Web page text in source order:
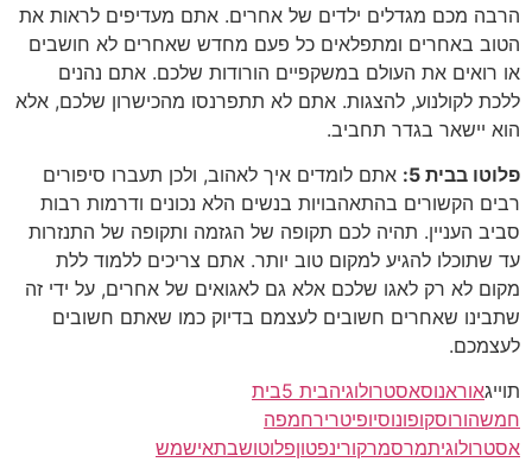
הרבה מכם מגדלים ילדים של אחרים. אתם מעדיפים לראות את
הטוב באחרים ומתפלאים כל פעם מחדש שאחרים לא חושבים
או רואים את העולם במשקפיים הורודות שלכם. אתם נהנים
ללכת לקולנוע, להצגות. אתם לא תתפרנסו מהכישרון שלכם, אלא
הוא יישאר בגדר תחביב.
פלוטו בבית 5:
אתם לומדים איך לאהוב, ולכן תעברו סיפורים
רבים הקשורים בהתאהבויות בנשים הלא נכונים ודרמות רבות
סביב העניין. תהיה לכם תקופה של הגזמה ותקופה של התנזרות
עד שתוכלו להגיע למקום טוב יותר. אתם צריכים ללמוד ללת
מקום לא רק לאגו שלכם אלא גם לאגואים של אחרים, על ידי זה
שתבינו שאחרים חשובים לעצמם בדיוק כמו שאתם חשובים
לעצמכם.
תוייגאוראנוסאסטרולוגיהבית 5
בית
חמשהורוסקופונוסיופיטרירחמפה
אסטרולוגיתמרסמרקורינפטוןפלוטושבתאישמש